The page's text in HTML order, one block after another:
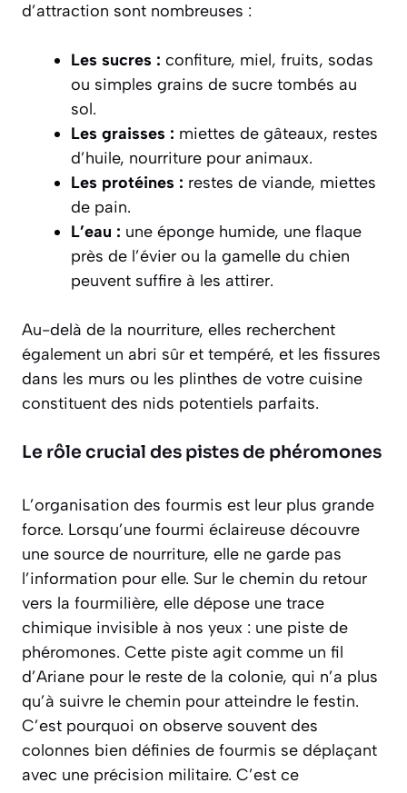
d’attraction sont nombreuses :
Les sucres : confiture, miel, fruits, sodas
ou simples grains de sucre tombés au
sol.
Les graisses : miettes de gâteaux, restes
d’huile, nourriture pour animaux.
Les protéines : restes de viande, miettes
de pain.
L’eau : une éponge humide, une flaque
près de l’évier ou la gamelle du chien
peuvent suffire à les attirer.
Au-delà de la nourriture, elles recherchent
également un abri sûr et tempéré, et les fissures
dans les murs ou les plinthes de votre cuisine
constituent des nids potentiels parfaits.
Le rôle crucial des pistes de phéromones
L’organisation des fourmis est leur plus grande
force. Lorsqu’une fourmi éclaireuse découvre
une source de nourriture, elle ne garde pas
l’information pour elle. Sur le chemin du retour
vers la fourmilière, elle dépose une trace
chimique invisible à nos yeux : une piste de
phéromones. Cette piste agit comme un fil
d’Ariane pour le reste de la colonie, qui n’a plus
qu’à suivre le chemin pour atteindre le festin.
C’est pourquoi on observe souvent des
colonnes bien définies de fourmis se déplaçant
avec une précision militaire. C’est ce